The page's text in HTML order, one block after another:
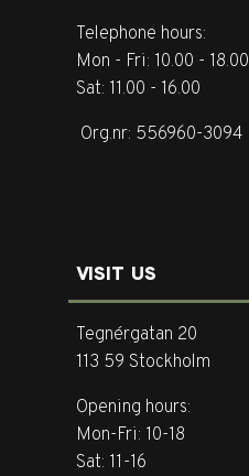
Telephone hours:
Mon - Fri: 10.00 - 18.00
Sat: 11.00 - 16.00
Org.nr: 556960-3094
VISIT US
Tegnérgatan 20
113 59 Stockholm
Opening hours:
Mon-Fri: 10-18
Sat: 11-16